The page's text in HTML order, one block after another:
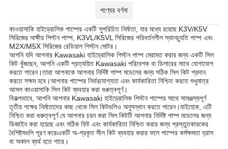
পণ্যের বর্ণনা
কাওয়াসাকি হাইড্রোলিক পাম্পের একটি সুপরিচিত নির্মাতা, যার মধ্যে রয়েছে K3V/K5V
সিরিজের অক্ষীয় পিস্টন পাম্প, K3VL/K5VL সিরিজের পরিবর্তনশীল স্থানচ্যুতি পাম্প এবং
M2X/M5X সিরিজের রেডিয়াল পিস্টন মোটর।
আপনি যদি আপনার Kawasaki হাইড্রোলিক পিস্টন পাম্প মেরামত করার জন্য একটি সিল
কিট খুঁজছেন, আপনি একটি প্রত্যয়িত Kawasaki পরিবেশক বা ডিলারের সাথে যোগাযোগ
করতে পারেন।তারা আপনাকে আপনার নির্দিষ্ট পাম্প মডেলের জন্য সঠিক সিল কিট প্রদান
করতে সক্ষম হবে।আপনার পাম্পের নির্ভরযোগ্যতা এবং কার্যকারিতা নিশ্চিত করতে শুধুমাত্র
আসল কাওয়াসাকি সিল কিট ব্যবহার করা গুরুত্বপূর্ণ।
বিকল্পভাবে, আপনি আপনার Kawasaki হাইড্রোলিক পিস্টন পাম্পের সাথে সামঞ্জস্যপূর্ণ
তৃতীয় পক্ষের নির্মাতাদের কাছ থেকে সিল কিটগুলিও অনুসন্ধান করতে পারেন।যাইহোক, এটি
নিশ্চিত করা গুরুত্বপূর্ণ যে আপনার চয়ন করা সিল কিটটি আপনার নির্দিষ্ট পাম্প মডেলের জন্য
ডিজাইন করা হয়েছে এবং সঠিক ফিট এবং কার্যকারিতা নিশ্চিত করার জন্য প্রস্তুতকারকের
বৈশিষ্ট্যগুলি পূরণ করে৷একটি অ-প্রকৃত সীল কিট ব্যবহার করার ফলে পাম্পের কর্মক্ষমতা হ্রাস
বা অকাল ব্যর্থ হতে পারে।